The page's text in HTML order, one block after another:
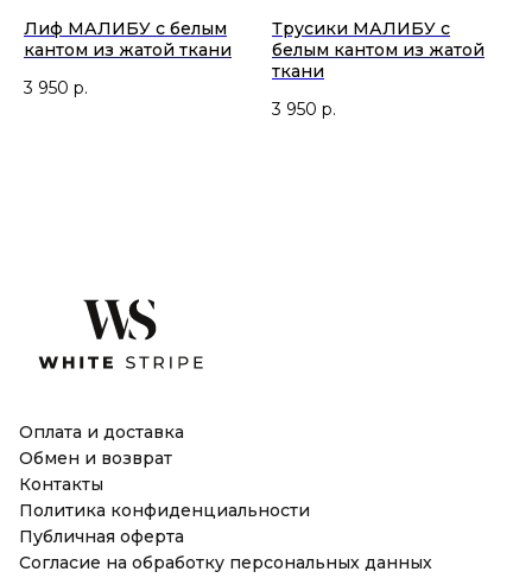
Лиф МАЛИБУ c белым
кантом из жатой ткани
3 950 р.
Трусики МАЛИБУ с
белым кантом из жатой
ткани
3 950 р.
Оплата и доставка
Обмен и возврат
Контакты
Политика конфиденциальности
Публичная оферта
Согласие на обработку персональных данных